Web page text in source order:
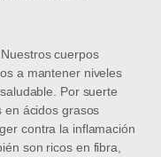
cuerpos
a mantener niveles
Por suerte
en ácidos grasos
contra la inflamación
son ricos en fibra,